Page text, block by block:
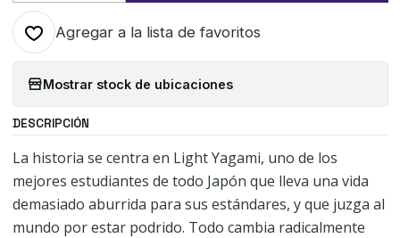
Agregar a la lista de favoritos
Mostrar stock de ubicaciones
DESCRIPCIÓN
La historia se centra en Light Yagami, uno de los
mejores estudiantes de todo Japón que lleva una vida
demasiado aburrida para sus estándares, y que juzga al
mundo por estar podrido. Todo cambia radicalmente